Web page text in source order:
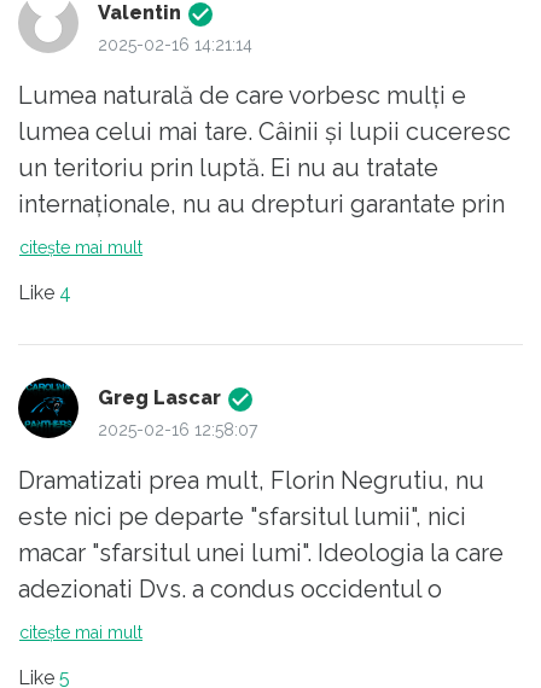
Valentin
2025-02-16 14:21:14
Lumea naturală de care vorbesc mulți e
lumea celui mai tare. Câinii și lupii cuceresc
un teritoriu prin luptă. Ei nu au tratate
internaționale, nu au drepturi garantate prin
Constituție. Au colți.
învățăm din istorie. Scăpase de sub control
și în Germania anilor 20, dar antidotul s-a
dovedit mai dezastruos decât problema
discret, anexând o țară de limbă germană
(Austria). N-a întâmpinat rezistență.
De ce să ne băgăm noi în problema
nemților? S-o ia! Și au luat-o. Apoi au vrut
mai mult, pentru că bătăușul clasei vrea mai
mult dacă îi dai voie.
citește mai mult
Like 4
Greg Lascar
2025-02-16 12:58:07
Dramatizati prea mult, Florin Negrutiu, nu
este nici pe departe "sfarsitul lumii", nici
macar "sfarsitul unei lumi". Ideologia la care
adezionati Dvs. a condus occidentul o
perioada, a ajuns la limitele sale naturale si
citește mai mult
Like 5